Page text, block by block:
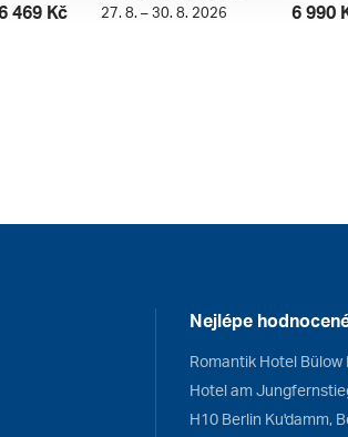
469 Kč 27. 8. – 30. 8. 2026 6 990
Nejlépe
Romantik Hotel Bülow
H10 Berlin Ku'damm,